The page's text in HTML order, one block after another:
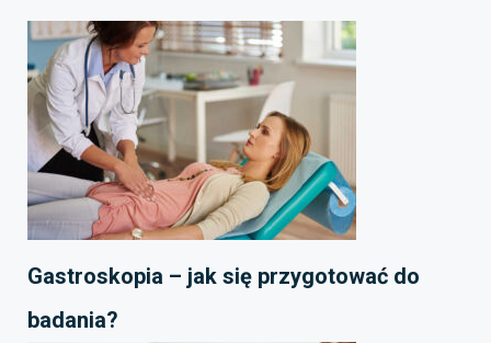
Gastroskopia – jak się przygotować do
badania?